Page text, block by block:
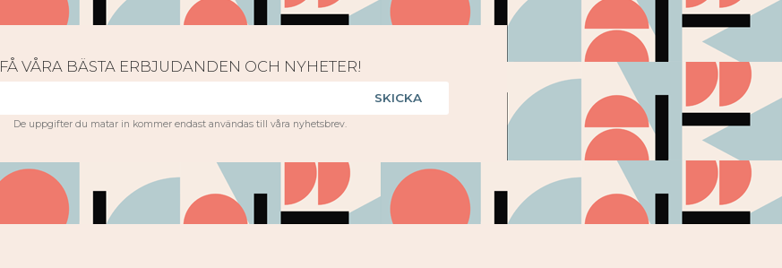
FÅ VÅRA BÄSTA ERBJUDANDEN OCH NYHETER!
SKICKA
De uppgifter du matar in kommer endast användas till våra nyhetsbrev.